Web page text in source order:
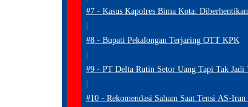
#7 - Kasus Kapolres Bima Kota:
|
#8 - Bupati Pekalongan Terjaring OTT KPK
|
#9 - PT Delta Rutin Setor Uang Tapi Tak Jadi
|
#10 - Rekomendasi Saham Saat Tensi AS-Iran